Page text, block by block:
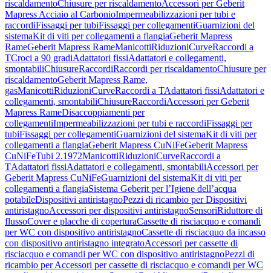
riscaldamentoChiusure per riscaldamentoAccessori per Geberit
Mapress Acciaio al CarbonioImpermeabilizzazioni per tubi e
raccordiFissaggi per tubiFissaggi per collegamentiGuarnizioni del
sistemaKit di viti per collegamenti a flangiaGeberit Mapress
RameGeberit Mapress RameManicottiRiduzioniCurveRaccordi a
TCroci a 90 gradiAdattatori fissiAdattatori e collegamenti,
smontabiliChiusureRaccordiRaccordi per riscaldamentoChiusure per
riscaldamentoGeberit Mapress Rame,
gasManicottiRiduzioniCurveRaccordi a TAdattatori fissiAdattatori e
collegamenti, smontabiliChiusureRaccordiAccessori per Geberit
Mapress RameDisaccoppiamenti per
collegamentiImpermeabilizzazioni per tubi e raccordiFissaggi per
tubiFissaggi per collegamentiGuarnizioni del sistemaKit di viti per
collegamenti a flangiaGeberit Mapress CuNiFeGeberit Mapress
CuNiFeTubi 2.1972ManicottiRiduzioniCurveRaccordi a
TAdattatori fissiAdattatori e collegamenti, smontabiliAccessori per
Geberit Mapress CuNiFeGuarnizioni del sistemaKit di viti per
collegamenti a flangiaSistema Geberit per l’Igiene dell’acqua
potabileDispositivi antiristagnoPezzi di ricambio per Dispositivi
antiristagnoAccessori per dispositivi antiristagnoSensoriRiduttore di
flussoCover e placche di coperturaCassette di risciacquo e comandi
per WC con dispositivo antiristagnoCassette di risciacquo da incasso
con dispositivo antiristagno integratoAccessori per cassette di
risciacquo e comandi per WC con dispositivo antiristagnoPezzi di
ricambio per Accessori per cassette di risciacquo e comandi per WC